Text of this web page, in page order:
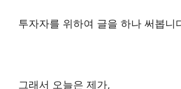
투자자를 위하여 글을 하나 써봅니
그래서 오늘은 제가,